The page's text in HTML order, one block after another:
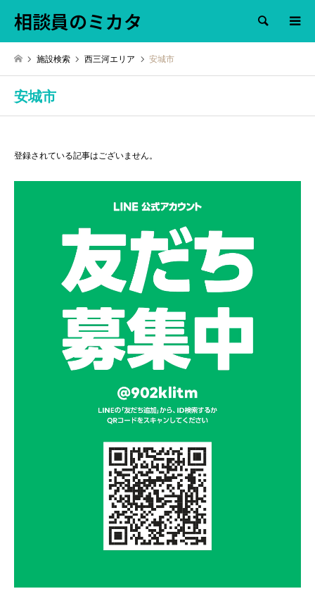
相談員のミカタ 検索
施設検索 西三河エリア 安城市
安城市
登録されている記事はございません。